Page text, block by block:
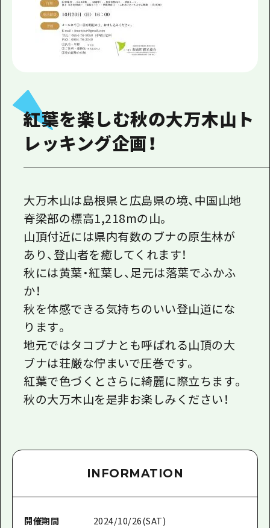
紅葉を楽しむ秋の大万木山ト
レッキング企画！
大万木山は島根県と広島県の境、中国山地
脊梁部の標高1,218mの山。
山頂付近には県内有数のブナの原生林が
あり、登山者を癒してくれます！
秋には黄葉・紅葉し、足元は落葉でふかふ
か！
秋を体感できる気持ちのいい登山道にな
ります。
地元ではタコブナとも呼ばれる山頂の大
ブナは荘厳な佇まいで圧巻です。
紅葉で色づくとさらに綺麗に際立ちます。
秋の大万木山を是非お楽しみください！
INFORMATION
開催期間 2024/10/26(SAT)